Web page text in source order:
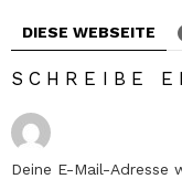
DIESE WEBSEITE
SCHREIBE
Deine E-Mail-